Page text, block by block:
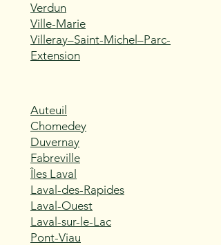
Verdun
Ville-Marie
Villeray–Saint-Michel–Parc-
Extension
Auteuil
Chomedey
Duvernay
Fabreville
Îles Laval
Laval-des-Rapides
Laval-Ouest
Laval-sur-le-Lac
Pont-Viau